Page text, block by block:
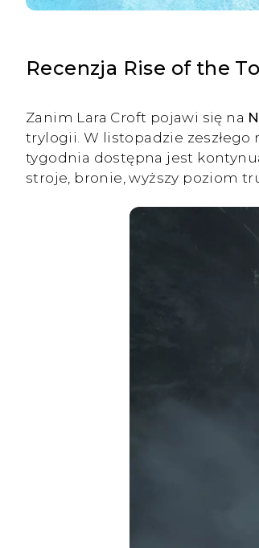
Recenzja Rise of the
Zanim Lara Croft pojawi się na
trylogii. W listopadzie
tygodnia dostępna jest
stroje, bronie, wyższy poziom